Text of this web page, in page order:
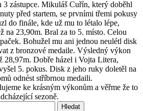
zástupce. Mikuláš Cuřín, který doběhl
před startem, se prvními třemi pokusy
do finále, kde už mu to létalo lépe,
na 23,90m. Bral za to 5. místo. Celou
Bohužel mu ani jednou neulétl disk
z bronzové medaile. Výsledný výkon
28,97m. Dobře házel i Vojta Litera,
5. pokus. Disk z jeho ruky doletěl na
odnést stříbrnou medaili.
ke krásným výkonům a věřme že to
sezoně.